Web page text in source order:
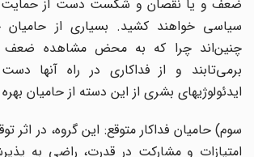
ضعف و یا نقصان و شکست دست از حمایت
سیاسی خواهند کشید. بسیاری از حامیان
چنیناند چرا که به محض مشاهده ضعف
برمی‌تابند و از فداکاری در راه آنها
ایدئولوژیهای بشری از این دسته از حامیان بهره
سوم) حامیان فداکار متوقع: این گروه، در اثر توقع
امتیازات و مشارکت در قدرت، راضی به